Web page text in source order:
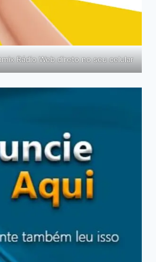
Rádio Web direto no seu celular